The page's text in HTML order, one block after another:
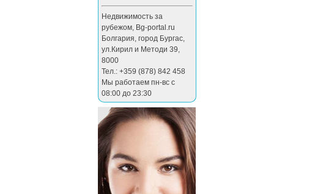
Недвижимость за
рубежом, Bg-portal.ru
Болгария, город Бургас,
ул.Кирил и Методи 39,
8000
Тел.: +359 (878) 842 458
Мы работаем пн-вс с
08:00 до 23:30